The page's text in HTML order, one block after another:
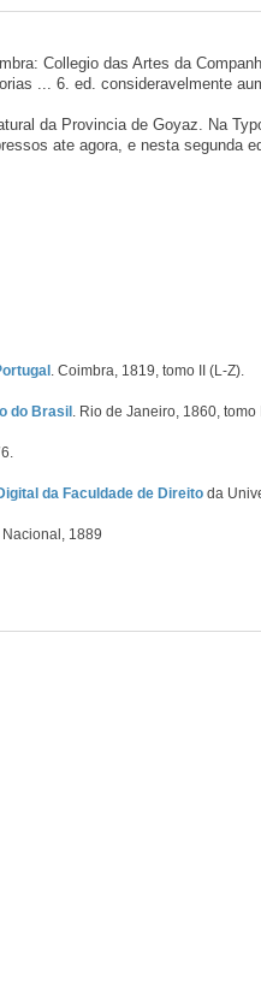
Collegio das Artes da
... 6. ed. consideravelmente
da Provincia de Goyaz. Na
ate agora, e nesta segunda
. Coimbra, 1819, tomo II (L-Z).
do Brasil . Rio de Janeiro, 1860, tomo
da Faculdade de Direito da
1889